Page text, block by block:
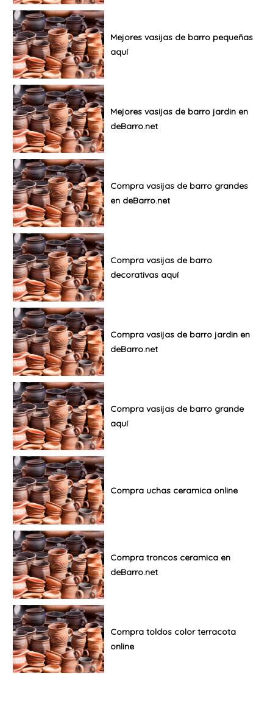
Mejores vasijas de barro pequeñas
aquí
Mejores vasijas de barro jardin en
deBarro.net
Compra vasijas de barro grandes
en deBarro.net
Compra vasijas de barro
decorativas aquí
Compra vasijas de barro jardin en
deBarro.net
Compra vasijas de barro grande
aquí
Compra uchas ceramica online
Compra troncos ceramica en
deBarro.net
Compra toldos color terracota
online